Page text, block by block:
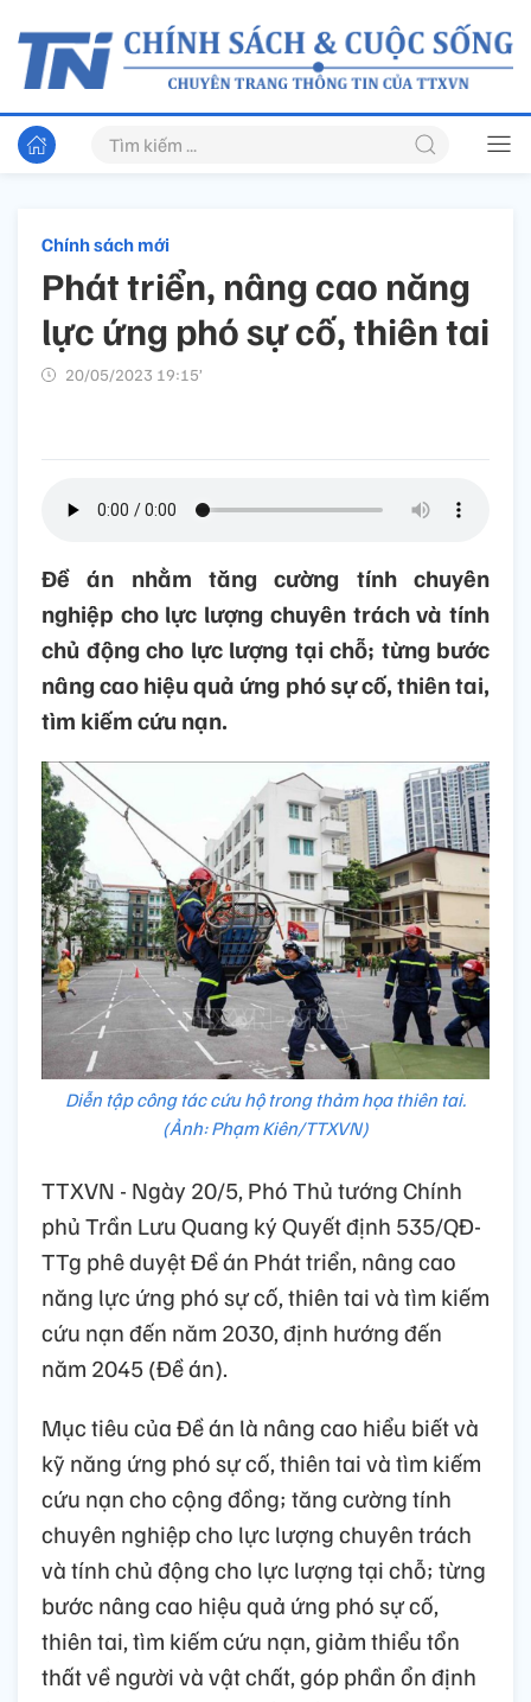
Chính sách mới
Phát triển, nâng cao năng
lực ứng phó sự cố, thiên tai
20/05/2023 19:15’
Đề án nhằm tăng cường tính chuyên
nghiệp cho lực lượng chuyên trách và tính
chủ động cho lực lượng tại chỗ; từng bước
nâng cao hiệu quả ứng phó sự cố, thiên tai,
tìm kiếm cứu nạn.
Diễn tập công tác cứu hộ trong thảm họa thiên tai.
(Ảnh: Phạm Kiên/TTXVN)
TTXVN - Ngày 20/5, Phó Thủ tướng Chính
phủ Trần Lưu Quang ký Quyết định 535/QĐ-
TTg phê duyệt Đề án Phát triển, nâng cao
năng lực ứng phó sự cố, thiên tai và tìm kiếm
cứu nạn đến năm 2030, định hướng đến
năm 2045 (Đề án).
Mục tiêu của Đề án là nâng cao hiểu biết và
kỹ năng ứng phó sự cố, thiên tai và tìm kiếm
cứu nạn cho cộng đồng; tăng cường tính
chuyên nghiệp cho lực lượng chuyên trách
và tính chủ động cho lực lượng tại chỗ; từng
bước nâng cao hiệu quả ứng phó sự cố,
thiên tai, tìm kiếm cứu nạn, giảm thiểu tổn
thất về người và vật chất, góp phần ổn định